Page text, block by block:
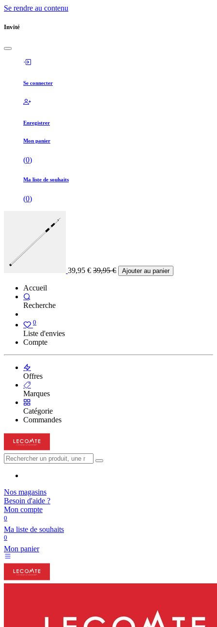
Se rendre au contenu
Invité
Se connecter
Enregistrer
Mon panier
(0)
Ma liste de souhaits
(0)
39,95 € 39,95€ Ajouter au panier
Accueil
Recherche
0
Liste d'envies
Compte
Offres
Marques
Catégorie
Commandes
Nos magasins
Besoin d'aide ?
Mon compte
0
Ma liste de souhaits
0
Mon panier